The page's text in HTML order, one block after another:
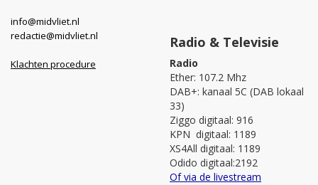
info@midvliet.nl
redactie@midvliet.nl
Klachten procedure
Radio & Televisie
Radio
Ether: 107.2 Mhz
DAB+: kanaal 5C (DAB lokaal
33)
Ziggo digitaal: 916
KPN digitaal: 1189
XS4All digitaal: 1189
Odido digitaal:2192
Of via de livestream